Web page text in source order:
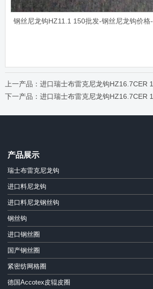
钢丝尼龙钩HZ11.1 150批发-钢丝尼龙钩价格
上一产品：进口瑞士布雷克尼龙钩HZ16.7CER
下一产品：进口瑞士布雷克尼龙钩HZ16.7CER
产品展示
瑞士布雷克尼龙钩
进口料尼龙钩
进口料尼龙钢丝钩
钢丝钩
进口钢丝圈
国产钢丝圈
紧密纺网格圈
德国Accotex皮辊皮圈